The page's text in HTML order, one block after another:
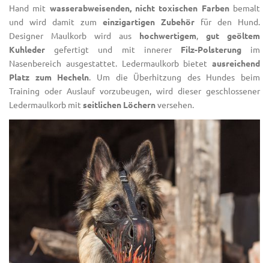
Hand mit wasserabweisenden, nicht toxischen Farbenbemalt
und wird damit zum einzigartigen Zubehör für den Hund.
Designer Maulkorb wird aus hochwertigem, gut geöltem
Kuhleder gefertigt und mit innerer Filz-Polsterungim
Nasenbereich ausgestattet. Ledermaulkorb bietet ausreichend
Platz zum Hecheln. Um die Überhitzung des Hundes beim
Training oder Auslauf vorzubeugen, wird dieser geschlossener
Ledermaulkorb mit seitlichen Löchernversehen.